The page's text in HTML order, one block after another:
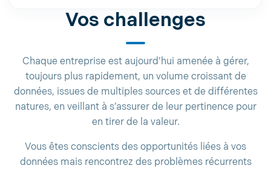
Vos challenges
Chaque entreprise est aujourd’hui amenée à gérer,
toujours plus rapidement, un volume croissant de
données, issues de multiples sources et de différentes
natures, en veillant à s’assurer de leur pertinence pour
en tirer de la valeur.
Vous êtes conscients des opportunités liées à vos
données mais rencontrez des problèmes récurrents